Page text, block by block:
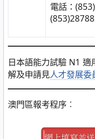
電話：
日本語能力試驗 N1
解及申請見人才發展委
澳門區報考程序︰